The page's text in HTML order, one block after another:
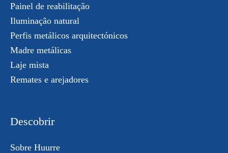
Painel de reabilitação
Iluminação natural
Perfis metálicos arquitectónicos
Madre metálicas
Laje mista
Remates e arejadores
Descobrir
Sobre Huurre